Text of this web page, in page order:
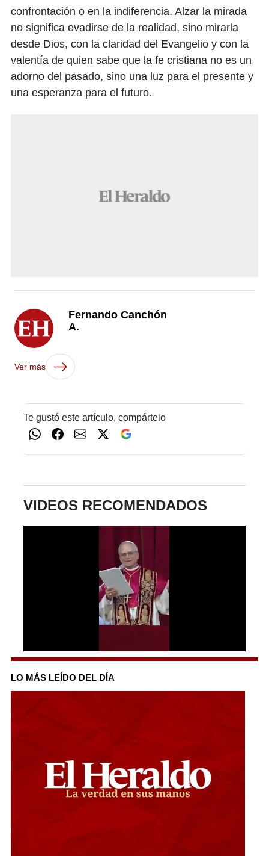
confrontación o en la indiferencia. Alzar la mirada
no significa evadirse de la realidad, sino mirarla
desde Dios, con la claridad del Evangelio y con la
valentía de quien sabe que la fe cristiana no es un
adorno del pasado, sino una luz para el presente y
una esperanza para el futuro.
Fernando Canchón
A.
Ver más
Te gustó este artículo, compártelo
VIDEOS RECOMENDADOS
0
of
39
seconds
LO MÁS LEÍDO DEL DÍA